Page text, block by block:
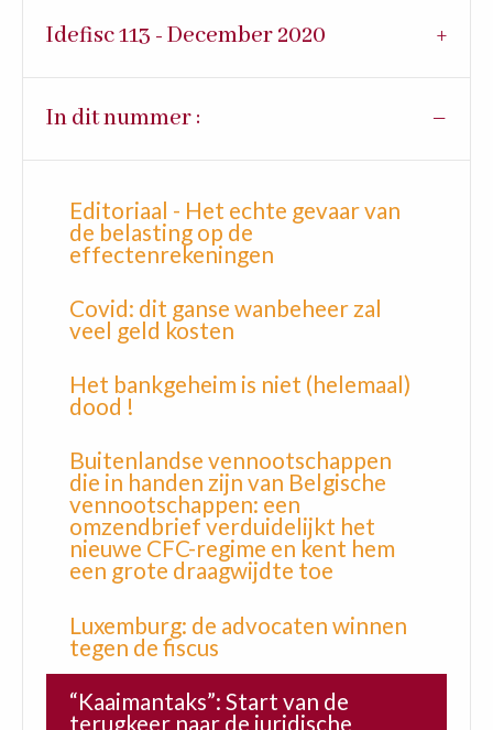
Idefisc 113 - December 2020
In dit nummer :
Editoriaal - Het echte gevaar van
de belasting op de
effectenrekeningen
Covid: dit ganse wanbeheer zal
veel geld kosten
Het bankgeheim is niet (helemaal)
dood !
Buitenlandse vennootschappen
die in handen zijn van Belgische
vennootschappen: een
omzendbrief verduidelijkt het
nieuwe CFC-regime en kent hem
een grote draagwijdte toe
Luxemburg: de advocaten winnen
tegen de fiscus
“Kaaimantaks”: Start van de
terugkeer naar de juridische